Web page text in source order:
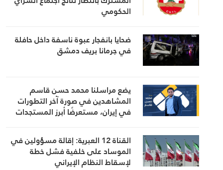
الحكومي
ضحايا بانفجار عبوة ناسفة داخل حافلة
في جرمانا بريف دمشق
يضع مراسلنا محمد حسن قاسم
المشاهدين في صورة آخر التطورات
في إيران، مستعرضًا أبرز المستجدات
على الساحتين السياسية والميدانية،
إلى جانب المواقف الرسمية وأبرز
التطورات ذات الصلة بالشأنين الداخلي
والإقليمي
القناة 12 العبرية: إقالة مسؤولين في
الموساد على خلفية فشل خطة
لإسقاط النظام الإيراني